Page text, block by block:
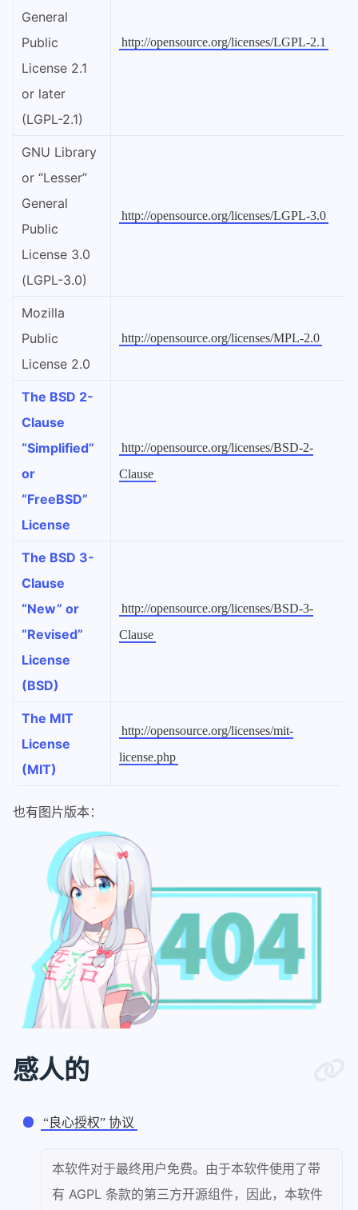
General
Public
License 2.1
or later
(LGPL-2.1)
http://opensource.org/licenses/LGPL-2.1
GNU Library
or “Lesser”
General
Public
License 3.0
(LGPL-3.0)
http://opensource.org/licenses/LGPL-3.0
Mozilla
Public
License 2.0
http://opensource.org/licenses/MPL-2.0
The BSD 2-
Clause
“Simplified”
or
“FreeBSD”
License
http://opensource.org/licenses/BSD-2-
Clause
The BSD 3-
Clause
“New” or
“Revised”
License
(BSD)
http://opensource.org/licenses/BSD-3-
Clause
The MIT
License
(MIT)
http://opensource.org/licenses/mit-
license.php
也有图片版本：
感人的
“良心授权” 协议
本软件对于最终用户免费。由于本软件使用了带
有 AGPL 条款的第三方开源组件，因此，本软件